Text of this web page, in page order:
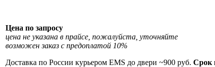
Цена по запросу
цена не указана в прайсе, пожалуйста, уточняйте
возможен заказ с предоплатой 10%
Доставка по России курьером EMS до двери ~900 руб. Срок